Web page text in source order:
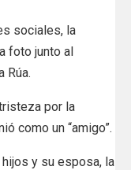
sociales, la
foto junto al
Rúa.
por la
como un “amigo”.
y su esposa, la